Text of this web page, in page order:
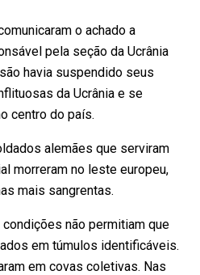
o achado a
pela seção da Ucrânia
havia suspendido seus
da Ucrânia e se
centro do país.
alemães que serviram
morreram no leste europeu,
mais sangrentas.
não permitiam que
em túmulos identificáveis.
em covas coletivas. Nas